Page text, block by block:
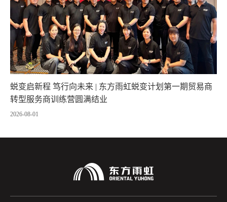
蜕变启新程 笃行向未来 | 东方雨虹蜕变计划第一期贸易商
转型服务商训练营圆满结业
2026-08-01